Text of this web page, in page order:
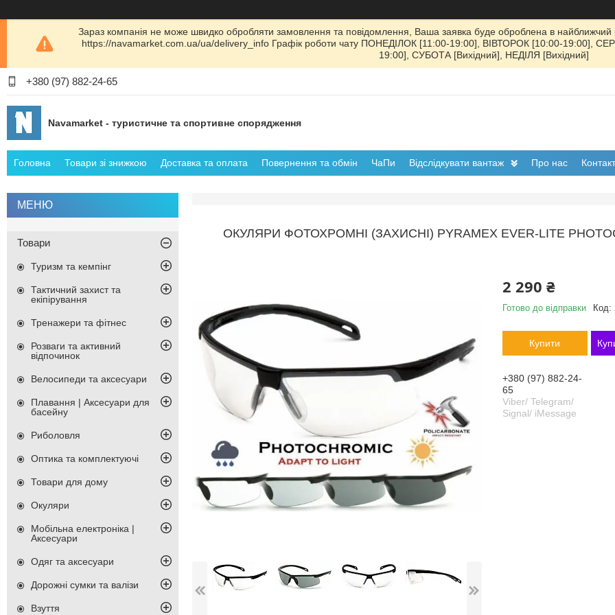
Зараз компанія не може швидко обробляти замовлення та повідомлення, Ваша заявка буде оброблена в найближчий
https://navamarket.com.ua/ua/delivery_info Графік роботи чату ПОНЕДІЛОК [11:00-19:00], ВІВТОРОК [10:00-19:00],
19:00], СУБОТА [Вихідний], НЕДІЛЯ [Вихідний]
+380 (97) 882-24-65
Navamarket - туристичне та спортивне спорядження
Головна Товари зі знижкою Доставка та оплата Повернення та обмін ЧаПи Відслідкувати вантаж Про нас
ОКУЛЯРИ ФОТОХРОМНІ (ЗАХИСНІ) PYRAMEX EVER-LITE
2 290 ₴
Готово до відправки Код:
Купити
+380 (97) 882-24-
65
Viber/ Telegram/
Signal/ iMessage
Товари
Туризм та кемпінг
Тактичний захист та
екіпірування
Тренажери та фітнес
Розваги та активний
відпочинок
Велосипеди та аксесуари
Плавання | Аксесуари для
басейну
Риболовля
Оптика та комплектуючі
Товари для дому
Окуляри
Мобільна електроніка |
Аксесуари
Одяг та аксесуари
Дорожні сумки та валізи
Взуття